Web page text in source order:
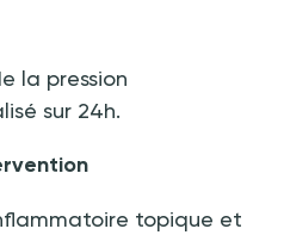
la pression
sur 24h.
topique et